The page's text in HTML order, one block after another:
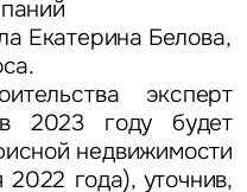
Екатерина Белова,
эксперт
2023 году будет
недвижимости
года), уточнив,